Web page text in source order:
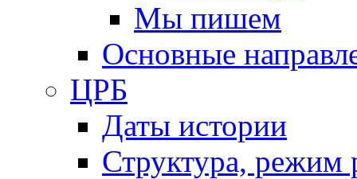
Мы пишем
Основные
ЦРБ
Даты истории
Структура, режим